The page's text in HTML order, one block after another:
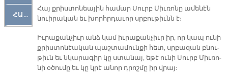
ՀԱՐԹԱԿ
Հայ քրիս­տո­նեա­յին հա­մար Սուրբ Միւ­ռո­նը ա­մե­նէն
նուի­րա­կան եւ խորհր­դա­ւոր սրբու­թիւնն է։
Իւ­րա­քան­չիւր անձ կամ իւ­րա­քան­չիւր իր, որ կապ ու­նի
քրիս­տո­նէա­կան պաշ­տա­մուն­քի հետ, սրբա­զան բնու­
թիւն եւ նկա­րա­գիր կը ստա­նայ, ե­թէ ու­նի Սուրբ Միւ­ռո­
նի օ­ծու­մը եւ կը կրէ ա­նոր դրոշ­մը իր վրայ։